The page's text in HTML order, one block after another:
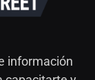
información